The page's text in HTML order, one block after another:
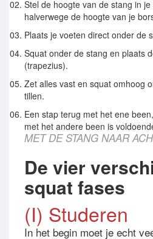
Stel de hoogte van de stang in
halverwege de hoogte van je
Plaats je voeten direct onder de
Squat onder de stang en plaats
(trapezius).
Zet alles vast en squat omhoog
tillen.
Een stap terug met het ene
met het andere been is
MET DE STANG NAAR
De vier
squat fases
(I) Studeren
In het begin moet je echt